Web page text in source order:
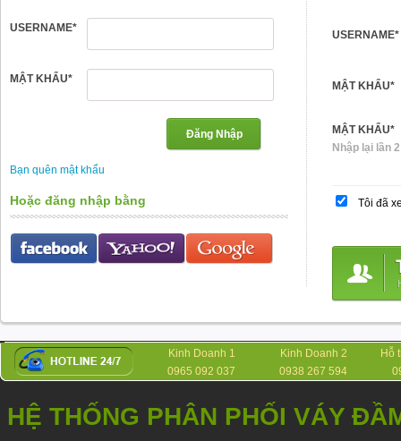
USERNAME*
MẬT KHẨU*
Bạn quên mật khẩu
Hoặc đăng nhập bằng
USERNAME*
MẬT KHẨU*
MẬT KHẨU*
Nhập lại lần 2
Tôi đã
Kinh Doanh 1
0965 092 037
Kinh Doanh 2
0938 267 594
Hỗ
HỆ THỐNG PHÂN PHỐI VÁY